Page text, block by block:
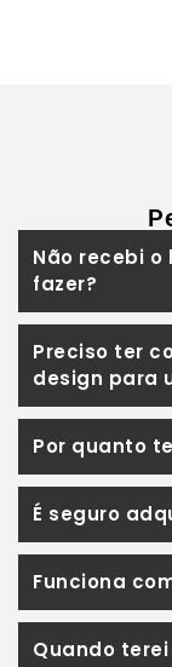
Não recebi o
fazer?
Preciso ter
design para
Por quanto
É seguro
Funciona
Quando